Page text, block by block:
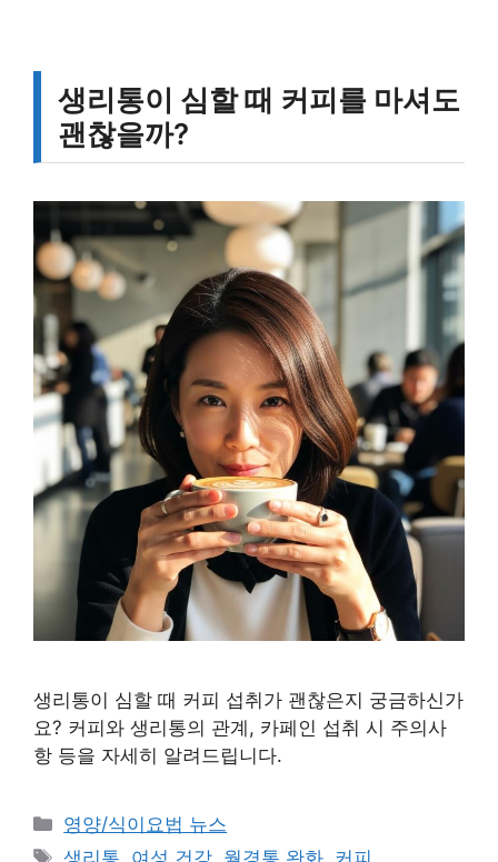
생리통이 심할 때 커피를 마셔도
괜찮을까?
생리통이 심할 때 커피 섭취가 괜찮은지 궁금하신가
요? 커피와 생리통의 관계, 카페인 섭취 시 주의사
항 등을 자세히 알려드립니다.
카
테
영양/식이요법 뉴스
태
생리통 여성 건강 월경통 완화 커피